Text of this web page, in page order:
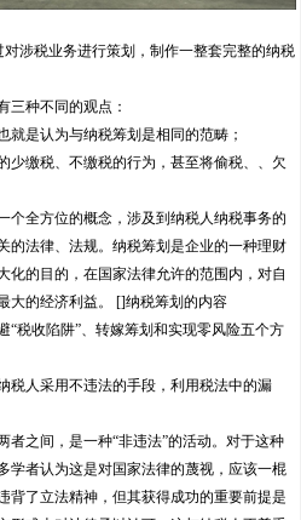
对涉税业务进行策划，制作一整套完整的纳税
三种不同的观点：
就是认为与纳税筹划是相同的范畴；
少缴税、不缴税的行为，甚至将偷税、、欠
个全方位的概念，涉及到纳税人纳税事务的
的法律、法规。纳税筹划是企业的一种理财
化的目的，在国家法律允许的范围内，对自
大的经济利益。 []纳税筹划的内容
“税收陷阱”、转嫁筹划和实现零风险五个方
税人采用不违法的手段，利用税法中的漏
者之间，是一种“非违法”的活动。对于这种
学者认为这是对国家法律的蔑视，应该一棍
背了立法精神，但其获得成功的重要前提是